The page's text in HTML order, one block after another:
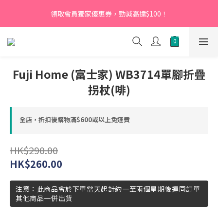
【新會員】即日起至2026月12月31日，首次下單輸入優惠碼
「NEW95」即可享95折
領取會員獨家優惠券，勁減高達$100！
【新會員】即日起至2026月12月31日，首次下單輸入優惠碼
「NEW95」即可享95折
Fuji Home (富士家) WB3714單腳折疊
拐杖(啡)
全店，折扣後購物滿$600或以上免運費
HK$290.00
HK$260.00
注意：此商品會於下單當天起計約一至兩個星期後連同訂單
其他商品一併出貨